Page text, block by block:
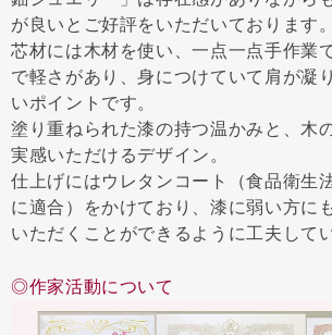
が良いとご好評をいただいております。
芯材には木材を使い、一点一点手作業
で軽さがあり、身につけていて肩が凝
いポイントです。
塗り重ねられた漆の持つ温かみと、木
実感いただけるデザイン。
仕上げにはウレタンコート（食品衛生
に適合）をかけており、漆に弱い方に
いただくことができるように工夫して
◎作家活動について